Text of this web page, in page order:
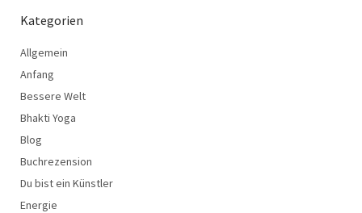
Kategorien
Allgemein
Anfang
Bessere Welt
Bhakti Yoga
Blog
Buchrezension
Du bist ein Künstler
Energie